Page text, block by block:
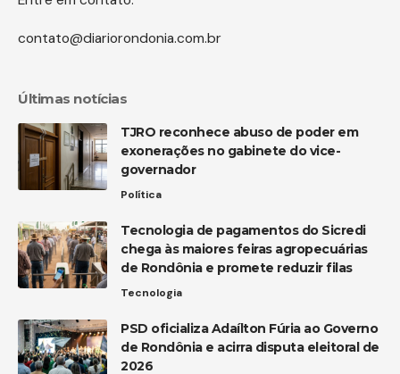
contato@diariorondonia.com.br
Últimas notícias
TJRO reconhece abuso de poder em
exonerações no gabinete do vice-
governador
Política
Tecnologia de pagamentos do Sicredi
chega às maiores feiras agropecuárias
de Rondônia e promete reduzir filas
Tecnologia
PSD oficializa Adaílton Fúria ao Governo
de Rondônia e acirra disputa eleitoral de
2026